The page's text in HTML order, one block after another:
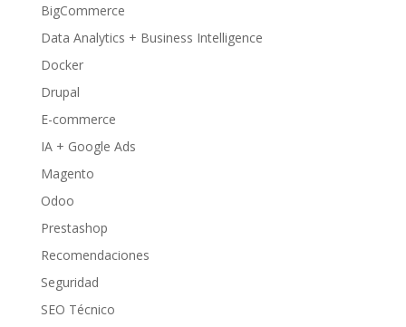
BigCommerce
Data Analytics + Business Intelligence
Docker
Drupal
E-commerce
IA + Google Ads
Magento
Odoo
Prestashop
Recomendaciones
Seguridad
SEO Técnico